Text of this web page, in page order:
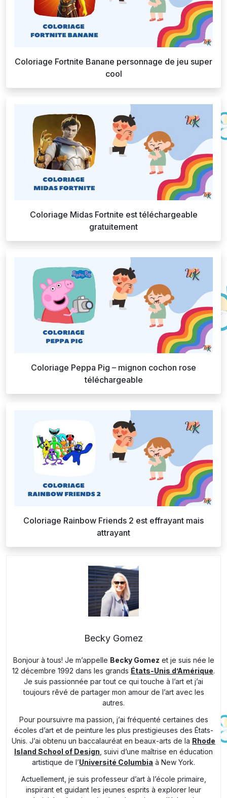
Coloriage Fortnite Banane personnage de jeu super
cool
Coloriage Midas Fortnite est téléchargeable
gratuitement
Coloriage Peppa Pig – mignon cochon rose
téléchargeable
Coloriage Rainbow Friends 2 est effrayant mais
attrayant
Becky Gomez
Bonjour à tous! Je m’appelle Becky Gomez et je suis née le
12 décembre 1992 dans les grands États-Unis d’Amérique.
Je suis passionnée par tout ce qui touche à l’art et j’ai
toujours rêvé de partager mon amour de l’art avec les
autres.
Pour poursuivre ma passion, j’ai fréquenté certaines des
écoles d’art et de peinture les plus prestigieuses des États-
Unis. J’ai obtenu un baccalauréat en beaux-arts de la Rhode
Island School of Design , suivi d’une maîtrise en éducation
artistique de l’Université Columbia à New York.
Actuellement, je suis professeur d’art à l’école primaire,
inspirant et guidant les jeunes esprits à explorer leur